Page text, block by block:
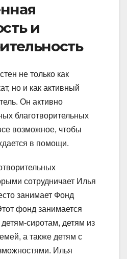
и
не только как
но и как активный
Он активно
благотворительных
возможное, чтобы
в помощи.
сотрудничает Илья
занимает Фонд
фонд занимается
сиротам, детям из
а также детям с
Илья